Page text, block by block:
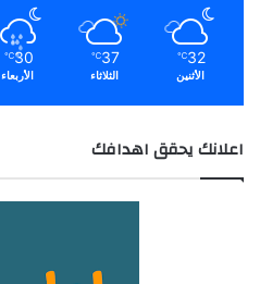
32
℃
الأثنين
37
℃
الثلاثاء
30
℃
الأربعاء
اعلانك يحقق اهدافك